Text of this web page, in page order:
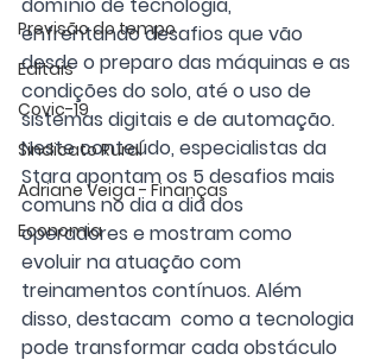
Previsão do tempo
Editais
Covic-19
Sindicato Rural
Adriane Veiga - Finanças
Economia
enfrentando desafios que vão
desde o preparo das máquinas e as
condições do solo, até o uso de
sistemas digitais e de automação.
Neste conteúdo, especialistas da
Stara apontam os 5 desafios mais
comuns no dia a dia dos
operadores e mostram como
evoluir na atuação com
treinamentos contínuos. Além
disso, destacam  como a tecnologia
pode transformar cada obstáculo